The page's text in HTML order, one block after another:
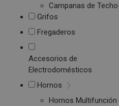
Campanas de Techo
Grifos
Fregaderos
Accesorios de
Electrodomésticos
Hornos
Hornos Multifunción